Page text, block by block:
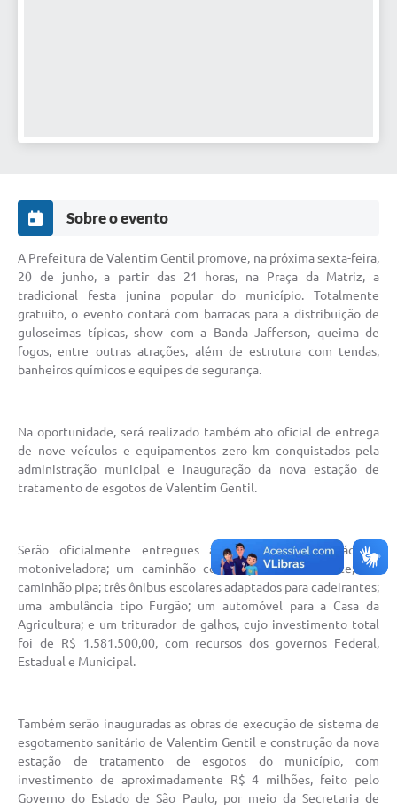
Sobre o evento
A Prefeitura de Valentim Gentil promove, na próxima sexta-feira,
20 de junho, a partir das 21 horas, na Praça da Matriz, a
tradicional festa junina popular do município. Totalmente
gratuito, o evento contará com barracas para a distribuição de
guloseimas típicas, show com a Banda Jafferson, queima de
fogos, entre outras atrações, além de estrutura com tendas,
banheiros químicos e equipes de segurança.
Na oportunidade, será realizado também ato oficial de entrega
de nove veículos e equipamentos zero km conquistados pela
administração municipal e inauguração da nova estação de
tratamento de esgotos de Valentim Gentil.
Serão oficialmente entregues à população: uma máquina
motoniveladora; um caminhão com caçamba basculante; um
caminhão pipa; três ônibus escolares adaptados para cadeirantes;
uma ambulância tipo Furgão; um automóvel para a Casa da
Agricultura; e um triturador de galhos, cujo investimento total
foi de R$ 1.581.500,00, com recursos dos governos Federal,
Estadual e Municipal.
Também serão inauguradas as obras de execução de sistema de
esgotamento sanitário de Valentim Gentil e construção da nova
estação de tratamento de esgotos do município, com
investimento de aproximadamente R$ 4 milhões, feito pelo
Governo do Estado de São Paulo, por meio da Secretaria de